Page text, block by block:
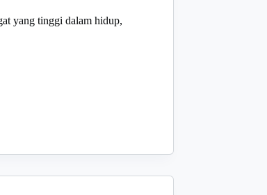
yang tinggi dalam hidup,